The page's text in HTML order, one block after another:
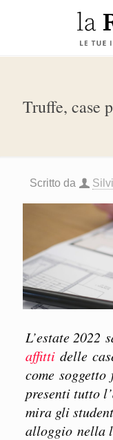
Truffe, case
Scritto da
L’estate 2022
affittidelle
come
presenti tutto
mira gli
alloggio nella